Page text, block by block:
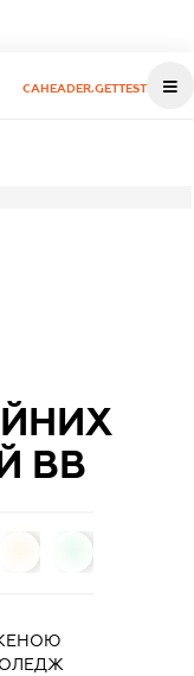
CAHEADER.GETTEST
ВВ